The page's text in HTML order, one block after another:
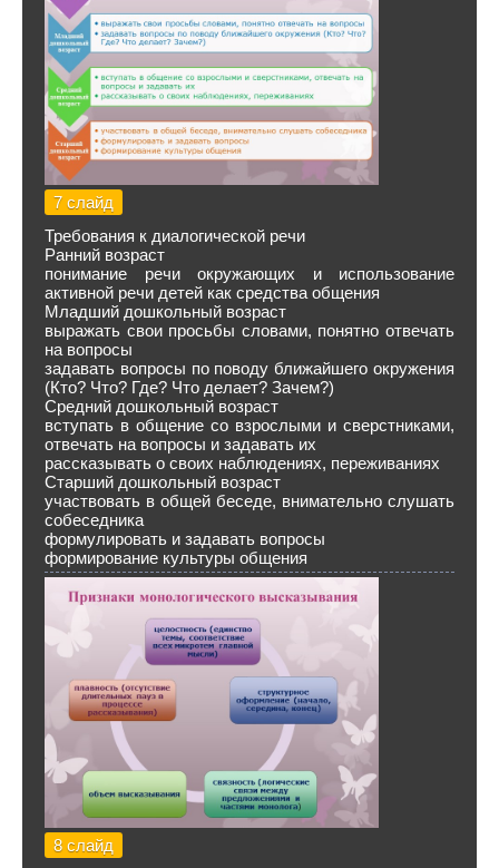
7 слайд
Требования к диалогической речи
Ранний возраст
понимание речи окружающих и использование
активной речи детей как средства общения
Младший дошкольный возраст
выражать свои просьбы словами, понятно отвечать
на вопросы
задавать вопросы по поводу ближайшего окружения
(Кто? Что? Где? Что делает? Зачем?)
Средний дошкольный возраст
вступать в общение со взрослыми и сверстниками,
отвечать на вопросы и задавать их
рассказывать о своих наблюдениях, переживаниях
Старший дошкольный возраст
участвовать в общей беседе, внимательно слушать
собеседника
формулировать и задавать вопросы
формирование культуры общения
8 слайд